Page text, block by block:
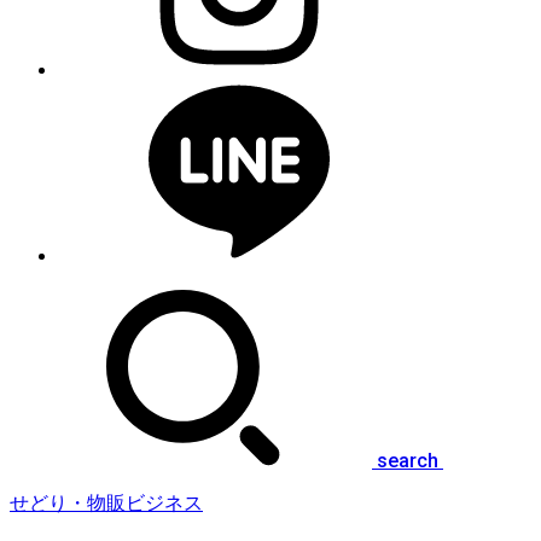
search
せどり・物販ビジネス